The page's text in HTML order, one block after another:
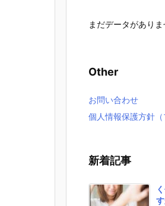
まだデータがありま
Other
お問い合わせ
個人情報保護方針（
新着記事